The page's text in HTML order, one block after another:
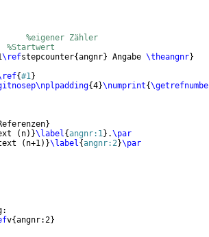
%eigener Zähler
%Startwert
\refstepcounter{angnr} Angabe \theangnr}
{#1}
{4}\numprint{
}
( n)}\label{angnr:1} .\par
( n+1)}\label{angnr:2}\par
v{angnr:2}